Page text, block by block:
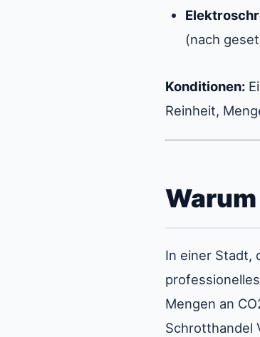
(nach
Konditionen:
Reinheit,
In einer Stadt,
Mengen an
Schrotthandel